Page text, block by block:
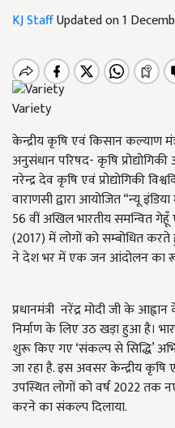
KJ StaffUpdated on 1
Variety
केन्द्रीय कृषि एवं किसान कल्याण
अनुसंधान परिषद- कृषि
नरेन्द्र देव कृषि एवं प्रोद्योगिकी
वाराणसी द्वारा आयोजित “न्यू
56 वीं अखिल भारतीय समन्वित गेहूँ
(2017) में लोगों को सम्बोधित
ने देश भर में एक जन आंदोलन का
प्रधानमंत्री नरेंद्र मोदी जी के
निर्माण के लिए उठ खड़ा हुआ है।
शुरू किए गए ‘संकल्प से सिद्धि’
जा रहा है. इस अवसर केन्द्रीय कृषि
उपस्थित लोगों को वर्ष 2022 तक
करने का संकल्प दिलाया.